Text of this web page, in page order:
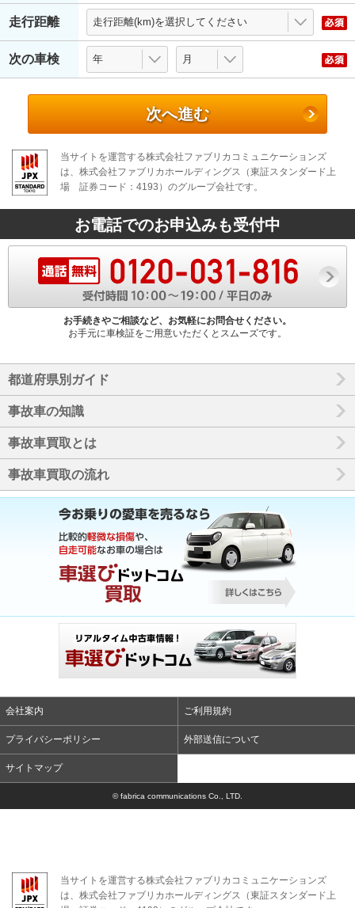
走行距離
次の車検
次へ進む
当サイトを運営する株式会社ファブリカコミュニケーションズ
は、株式会社ファブリカホールディングス（東証スタンダード上
場 証券コード：4193）のグループ会社です。
お電話でのお申込みも受付中
お手続きやご相談など、お気軽にお問合せください。
お手元に車検証をご用意いただくとスムーズです。
都道府県別ガイド
事故車の知識
事故車買取とは
事故車買取の流れ
会社案内 ご利用規約
プライバシーポリシー 外部送信について
サイトマップ
© fabrica communications Co., LTD.
当サイトを運営する株式会社ファブリカコミュニケーションズ
は、株式会社ファブリカホールディングス（東証スタンダード上